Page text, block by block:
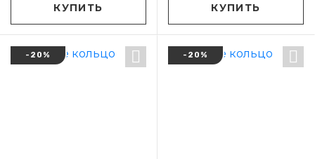
КУПИТЬ КУПИТЬ
-20% -20%